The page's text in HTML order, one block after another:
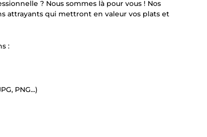
? Nous sommes là pour vous ! Nos
attrayants qui mettront en valeur vos plats et
:
PNG...)